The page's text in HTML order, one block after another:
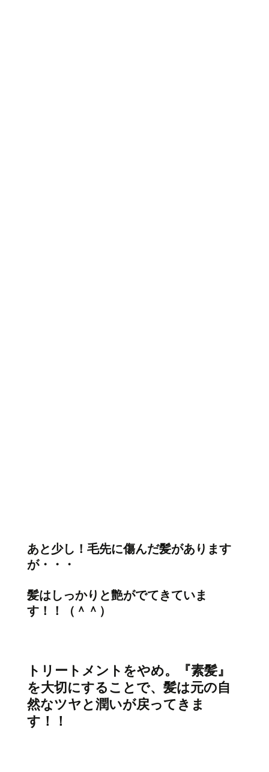
あと少し！毛先に傷んだ髪があります
が・・・
髪はしっかりと艶がでてきていま
す！！（＾＾）
トリートメントをやめ。『素髪』
を大切にすることで、髪は元の自
然なツヤと潤いが戻ってきま
す！！